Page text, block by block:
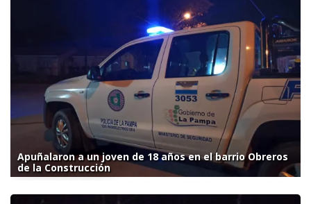
Apuñalaron a un joven de 18 años en el barrio Obreros
de la Construcción